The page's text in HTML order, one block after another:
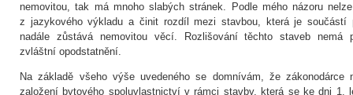
nemovitou, tak má mnoho slabých stránek. Podle mého názoru
z jazykového výkladu a činit rozdíl mezi stavbou, která je součástí
nadále zůstává nemovitou věcí. Rozlišování těchto staveb nemá
zvláštní opodstatnění.
Na základě všeho výše uvedeného se domnívám, že zákonodárce
založení bytového spoluvlastnictví v rámci stavby, která se ke dni 1.